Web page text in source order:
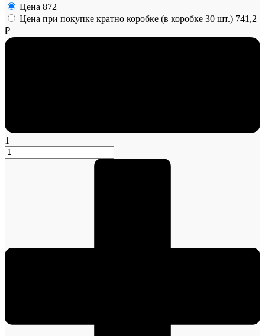
Цена 872
Цена при покупке кратно коробке (в коробке 30 шт.) 741,2
₽
1